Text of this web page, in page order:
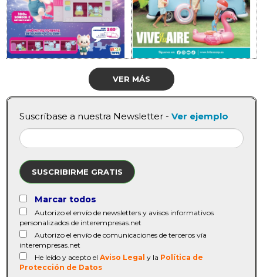
VER MÁS
Suscríbase a nuestra Newsletter - Ver ejemplo
SUSCRIBIRME GRATIS
Marcar todos
Autorizo el envío de newsletters y avisos informativos
personalizados de interempresas.net
Autorizo el envío de comunicaciones de terceros vía
interempresas.net
He leído y acepto el Aviso Legal y la Política de
Protección de Datos